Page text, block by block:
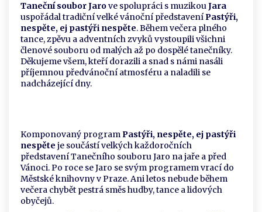
Taneční soubor Jarove spolupráci s muzikouJara
uspořádal tradiční velké vánoční představeníPastýři,
nespěte, ej pastýři nespěte. Během večera plného
tance, zpěvu a adventních zvyků vystoupili všichni
členové souboru od malých až po dospělé tanečníky.
Děkujeme všem, kteří dorazili a snad s námi nasáli
příjemnou předvánoční atmosféru a naladili se
nadcházející dny.
Komponovaný programPastýři, nespěte, ej pastýři
nespěte je součástí velkých každoročních
představení Tanečního souboru Jaro na jaře a před
Vánoci. Po roce se Jaro se svým programem vrací do
Městské knihovny v Praze. Ani letos nebude během
večera chybět pestrá směs hudby, tance a lidových
obyčejů.